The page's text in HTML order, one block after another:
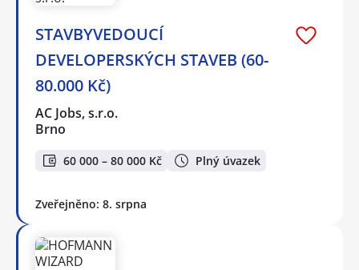
STAVBYVEDOUCÍ
DEVELOPERSKÝCH STAVEB (60-
80.000 Kč)
AC Jobs, s.r.o.
Brno
60 000 – 80 000 Kč Plný úvazek
Zveřejněno: 8. srpna